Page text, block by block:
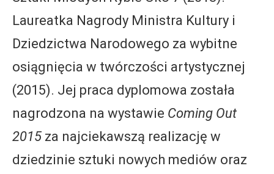
Laureatka Nagrody Ministra Kultury i
Dziedzictwa Narodowego za wybitne
osiągnięcia w twórczości artystycznej
(2015). Jej praca dyplomowa została
nagrodzona na wystawie Coming Out
2015 za najciekawszą realizację w
dziedzinie sztuki nowych mediów oraz